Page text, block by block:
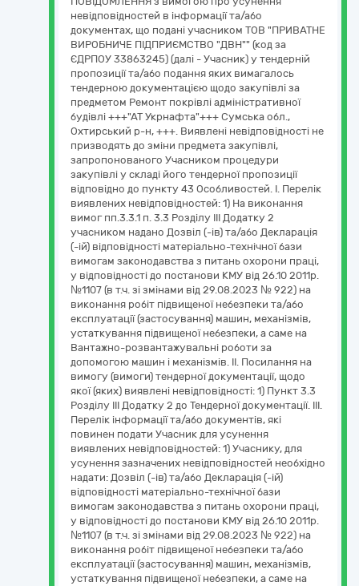
невідповідностей в інформації та/або
документах, що подані учасником ТОВ "ПРИВАТНЕ
ВИРОБНИЧЕ ПІДПРИЄМСТВО "ДВН"" (код за
ЄДРПОУ 33863245) (далі - Учасник) у тендерній
пропозиції та/або подання яких вимагалось
тендерною документацією щодо закупівлі за
предметом Ремонт покрівлі адміністративної
будівлі +++"АТ Укрнафта"+++ Сумська обл.,
Охтирський р-н, +++. Виявлені невідповідності не
призводять до зміни предмета закупівлі,
запропонованого Учасником процедури
закупівлі у складі його тендерної пропозиції
відповідно до пункту 43 Особливостей. І. Перелік
виявлених невідповідностей: 1) На виконання
вимог пп.3.3.1 п. 3.3 Розділу ІІІ Додатку 2
учасником надано Дозвіл (-ів) та/або Декларація
(-ій) відповідності матеріально-технічної бази
вимогам законодавства з питань охорони праці,
у відповідності до постанови КМУ від 26.10 2011р.
№1107 (в т.ч. зі змінами від 29.08.2023 № 922) на
виконання робіт підвищеної небезпеки та/або
експлуатації (застосування) машин, механізмів,
устаткування підвищеної небезпеки, а саме на
Вантажно-розвантажувальні роботи за
допомогою машин і механізмів. ІІ. Посилання на
вимогу (вимоги) тендерної документації, щодо
якої (яких) виявлені невідповідності: 1) Пункт 3.3
Розділу ІІІ Додатку 2 до Тендерної документації. ІІІ.
Перелік інформації та/або документів, які
повинен подати Учасник для усунення
виявлених невідповідностей: 1) Учаснику, для
усунення зазначених невідповідностей необхідно
надати: Дозвіл (-ів) та/або Декларація (-ій)
відповідності матеріально-технічної бази
вимогам законодавства з питань охорони праці,
у відповідності до постанови КМУ від 26.10 2011р.
№1107 (в т.ч. зі змінами від 29.08.2023 № 922) на
виконання робіт підвищеної небезпеки та/або
експлуатації (застосування) машин, механізмів,
устаткування підвищеної небезпеки, а саме на